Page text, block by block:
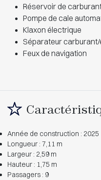
Réservoir de
Pompe de cale
Klaxon électrique
Séparateur carburant/
Feux de navigation
Année de construction : 2025
Longueur : 7,11 m
Largeur : 2,59 m
Hauteur : 1,75 m
Passagers : 9